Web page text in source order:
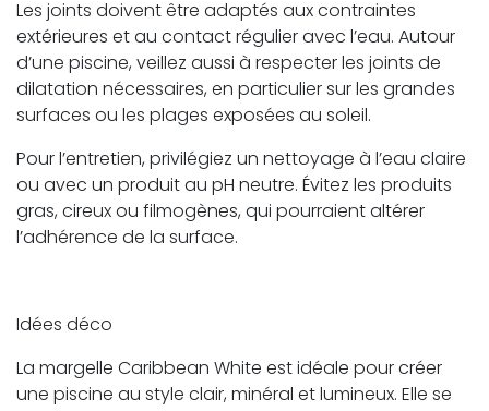
Les joints doivent être adaptés aux contraintes
extérieures et au contact régulier avec l’eau. Autour
d’une piscine, veillez aussi à respecter les joints de
dilatation nécessaires, en particulier sur les grandes
surfaces ou les plages exposées au soleil.
Pour l’entretien, privilégiez un nettoyage à l’eau claire
ou avec un produit au pH neutre. Évitez les produits
gras, cireux ou filmogènes, qui pourraient altérer
l’adhérence de la surface.
Idées déco
La margelle Caribbean White est idéale pour créer
une piscine au style clair, minéral et lumineux. Elle se